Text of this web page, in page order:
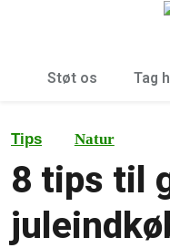
Støt os Tag
Tips Natur
8 tips til